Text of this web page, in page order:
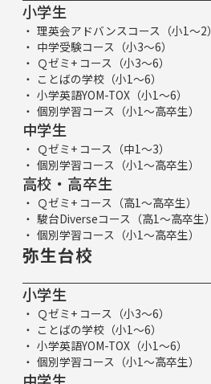
小学生
理英会アドバンスコース（小1～2）
中学受験コース（小3～6）
Ｑゼミ+ コース（小3～6）
ことばの学校（小1～6）
小学英語YOM-TOX（小1～6）
個別学習コース（小1～高卒生）
中学生
Ｑゼミ+ コース（中1～3）
個別学習コース（小1～高卒生）
高校・高卒生
Ｑゼミ+ コース（高1～高卒生）
駿台Diverseコース（高1～高卒生）
個別学習コース（小1～高卒生）
弥生台校
小学生
Ｑゼミ+ コース（小3～6）
ことばの学校（小1～6）
小学英語YOM-TOX（小1～6）
個別学習コース（小1～高卒生）
中学生